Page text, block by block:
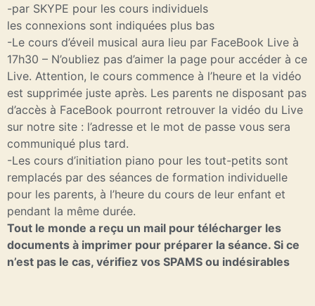
-par SKYPE pour les cours individuels
les connexions sont indiquées plus bas
-Le cours d’éveil musical aura lieu par FaceBook Live à
17h30 – N’oubliez pas d’aimer la page pour accéder à ce
Live. Attention, le cours commence à l’heure et la vidéo
est supprimée juste après. Les parents ne disposant pas
d’accès à FaceBook pourront retrouver la vidéo du Live
sur notre site : l’adresse et le mot de passe vous sera
communiqué plus tard.
-Les cours d’initiation piano pour les tout-petits sont
remplacés par des séances de formation individuelle
pour les parents, à l’heure du cours de leur enfant et
pendant la même durée.
Tout le monde a reçu un mail pour télécharger les
documents à imprimer pour préparer la séance. Si ce
n’est pas le cas, vérifiez vos SPAMS ou indésirables